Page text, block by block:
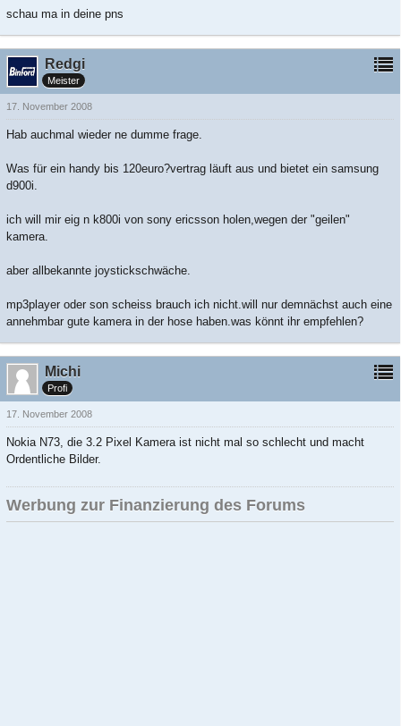
schau ma in deine pns
Redgi
Meister
17. November 2008
Hab auchmal wieder ne dumme frage.
Was für ein handy bis 120euro?vertrag läuft aus und bietet ein samsung
d900i.
ich will mir eig n k800i von sony ericsson holen,wegen der "geilen"
kamera.
aber allbekannte joystickschwäche.
mp3player oder son scheiss brauch ich nicht.will nur demnächst auch eine
annehmbar gute kamera in der hose haben.was könnt ihr empfehlen?
Michi
Profi
17. November 2008
Nokia N73, die 3.2 Pixel Kamera ist nicht mal so schlecht und macht
Ordentliche Bilder.
Werbung zur Finanzierung des Forums